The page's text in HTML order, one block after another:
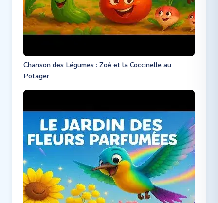
Chanson des Légumes : Zoé et la Coccinelle au
Potager